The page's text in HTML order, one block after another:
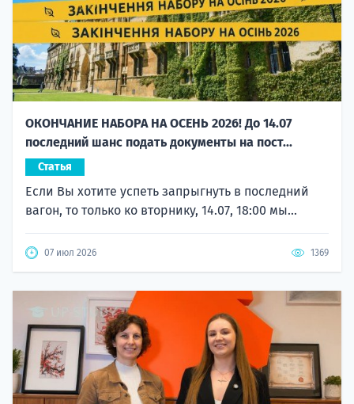
ОКОНЧАНИЕ НАБОРА НА ОСЕНЬ 2026! До 14.07
последний шанс подать документы на пост...
Статья
Если Вы хотите успеть запрыгнуть в последний
вагон, то только ко вторнику, 14.07, 18:00 мы...
07 июл 2026 1369